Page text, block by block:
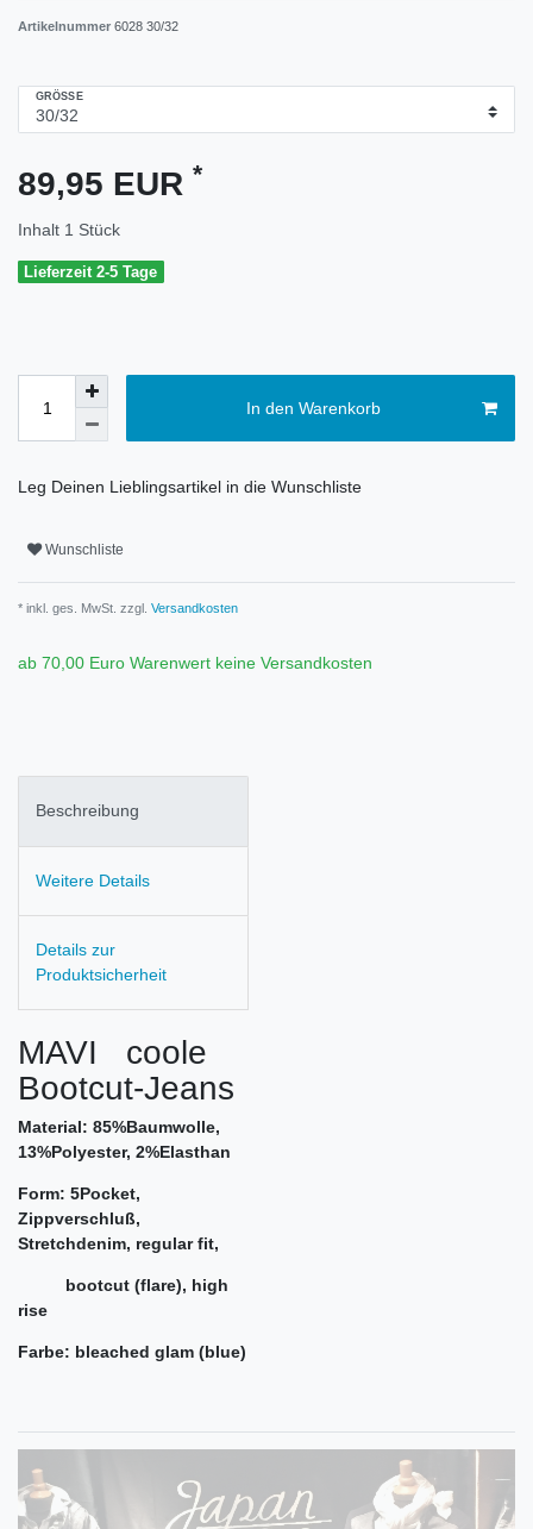
Artikelnummer 6028 30/32
GRÖSSE
89,95 EUR *
Inhalt 1 Stück
Lieferzeit 2-5 Tage
In den Warenkorb
Leg Deinen Lieblingsartikel in die Wunschliste
Wunschliste
* inkl. ges. MwSt. zzgl. Versandkosten
ab 70,00 Euro Warenwert keine Versandkosten
Beschreibung
Weitere Details
Details zur
Produktsicherheit
MAVI coole
Bootcut-Jeans
Material: 85%Baumwolle,
13%Polyester, 2%Elasthan
Form: 5Pocket,
Zippverschluß,
Stretchdenim, regular fit,
bootcut (flare), high
rise
Farbe: bleached glam (blue)